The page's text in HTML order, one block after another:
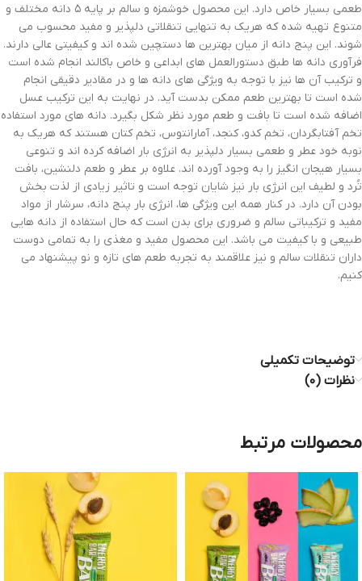
طعمی بسیار خاص دارد. این محصول خوشمزه و سالم بر پایه ۵ دانه مختلف و
متنوع تهیه شده که هریک به تنهایی تنقلاتی دلپذیر و مفید محسوب می
شوند. این پنج دانه از میان بهترین ها دستچین شده اند و کیفیتی عالی دارند.
فرآوری دانه ها طبق دستورالعمل های ابداعی و خاص باکالند انجام شده است
و ترکیب آن ها نیز با توجه به ویژگی های دانه ها و در مقادیر دقیقی انجام
شده است تا بهترین طعم ممکن بدست آید. در نهایت به این ترکیب عسل
اضافه شده است تا بافت و طعم مورد نظر شکل بگیرد. دانه های مورد استفاده
تخم آفتابگردان، تخم کدو، کنجد، آمارانتوس، تخم کتان هستند که هریک به
نوبه خود عطر و طعمی بسیار دلپذیر به انرژی بار اضافه کرده اند و تنوعی
بسیار هیجان انگیز را به وجود آورده اند. علاوه بر عطر و طعم دلنشین، بافت
تُرد و لطیف این انرژی بار نیز شایان توجه است و تاثیر زیادی از لذت بخش
بودن آن دارد. در کنار همه این ویژگی ها، انرژی بار پنج دانه، سرشار از مواد
مفید و ترکیباتی سالم و ضروری برای بدن است که حال استفاده از دانه هایی
طبیعی و با کیفیت می باشد. این محصول مفید و مغذی را به تمامی دوست
داران تنقلات سالم و نیز علاقمند به تجربه طعم های تازه و نو پیشنهاد می
کنیم.
توضیحات تکمیلی
نظرات (۰)
محصولات مرتبط